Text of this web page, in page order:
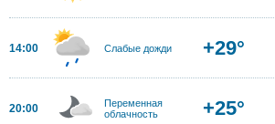
14:00 Слабые дожди +29°
20:00
Переменная
облачность
+25°